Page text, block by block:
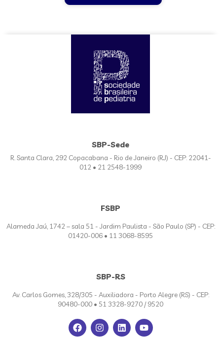
SBP-Sede
R. Santa Clara, 292 Copacabana - Rio de Janeiro (RJ) - CEP: 22041-
012 • 21 2548-1999
FSBP
Alameda Jaú, 1742 – sala 51 - Jardim Paulista - São Paulo (SP) - CEP:
01420-006 • 11 3068-8595
SBP-RS
Av. Carlos Gomes, 328/305 - Auxiliadora - Porto Alegre (RS) - CEP:
90480-000 • 51 3328-9270 / 9520